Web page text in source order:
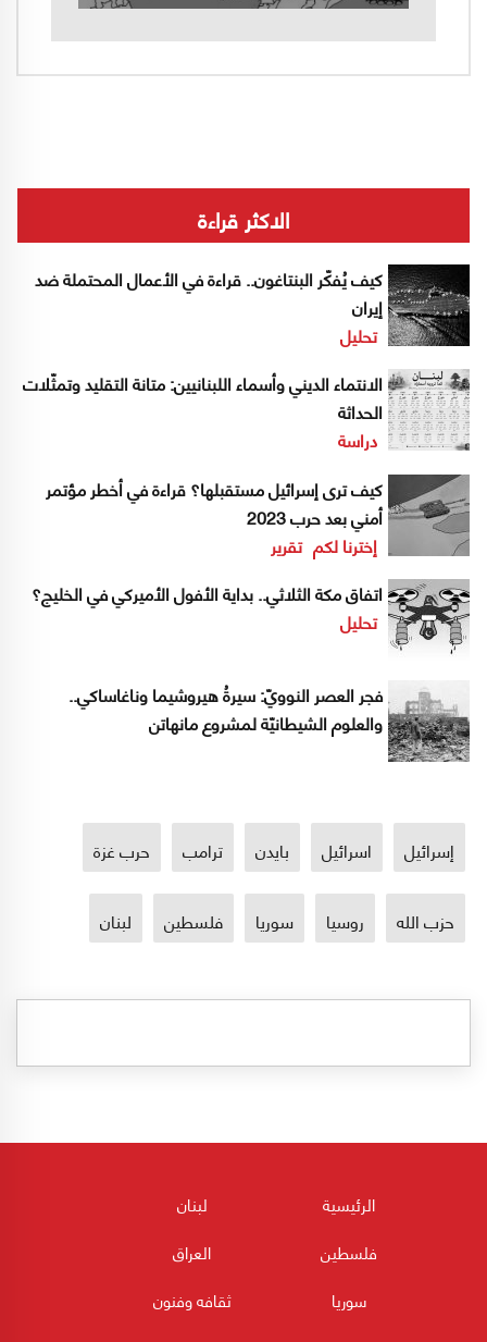
الاكثر قراءة
كيف يُفكّر البنتاغون.. قراءة في الأعمال المحتملة ضد
إيران
تحليل
الانتماء الديني وأسماء اللبنانيين: متانة التقليد وتمثّلات
الحداثة
دراسة
كيف ترى إسرائيل مستقبلها؟ قراءة في أخطر مؤتمر
أمني بعد حرب 2023
إخترنا لكم تقرير
اتفاق مكة الثلاثي.. بداية الأفول الأميركي في الخليج؟
تحليل
فجر العصر النوويّ: سيرةُ هيروشيما وناغاساكي..
والعلوم الشيطانيّة لمشروع مانهاتن
إسرائيل اسرائيل بايدن ترامب حرب غزة
حزب الله روسيا سوريا فلسطين لبنان
الرئيسية
لبنان
فلسطين
العراق
سوريا
ثقافه وفنون